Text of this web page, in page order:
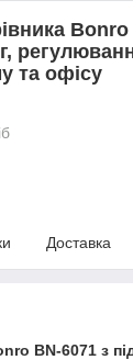
та офісу
Доставка
BN-6071 з